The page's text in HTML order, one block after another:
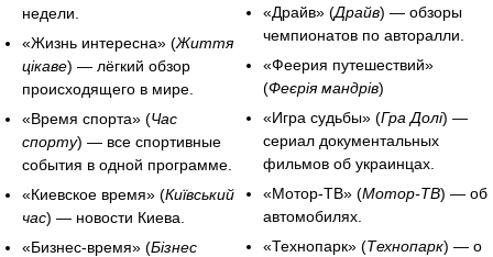
недели.
«Жизнь интересна» (Життя
цікаве) — лёгкий обзор
происходящего в мире.
«Время спорта» (Час
спорту) — все спортивные
события в одной программе.
«Киевское время» (Київський
час) — новости Киева.
«Бизнес-время» (Бізнес
«Драйв» (Драйв) — обзоры
чемпионатов по авторалли.
«Феерия путешествий»
(Феєрія мандрів)
«Игра судьбы» (Гра Долі) —
сериал документальных
фильмов об украинцах.
«Мотор-ТВ» (Мотор-ТВ) — об
автомобилях.
«Технопарк» (Технопарк) — о